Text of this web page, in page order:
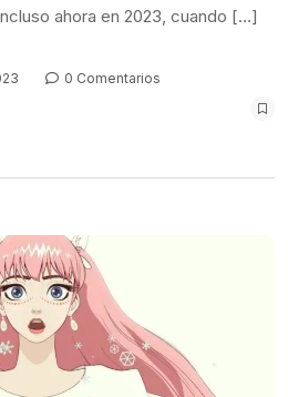
ahora en 2023, cuando […]
0 Comentarios